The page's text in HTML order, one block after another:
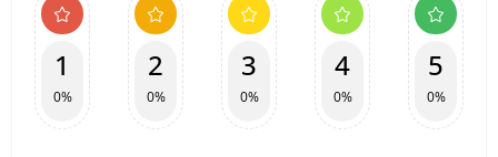
1
0%
2
0%
3
0%
4
0%
5
0%